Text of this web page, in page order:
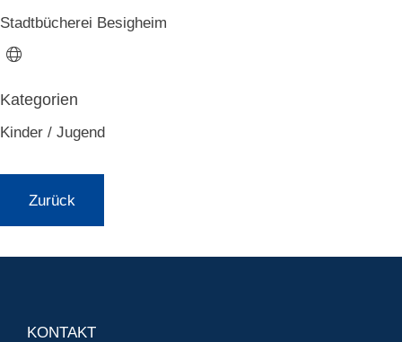
Stadtbücherei Besigheim
Kinder / Jugend
Zurück
KONTAKT